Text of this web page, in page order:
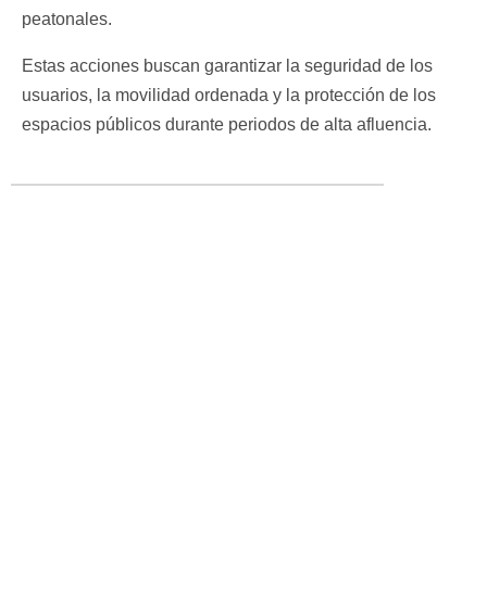
peatonales.
Estas acciones buscan garantizar la seguridad de los
usuarios, la movilidad ordenada y la protección de los
espacios públicos durante periodos de alta afluencia.